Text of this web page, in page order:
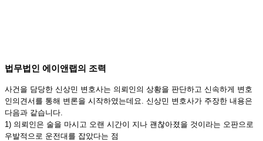
법무법인 에이앤랩의 조력
사건을 담당한 신상민 변호사는 의뢰인의 상황을 판단하고 신속하게 변호
인의견서를 통해 변론을 시작하였는데요. 신상민 변호사가 주장한 내용은
다음과 같습니다.
1) 의뢰인은 술을 마시고 오랜 시간이 지나 괜찮아졌을 것이라는 오판으로
우발적으로 운전대를 잡았다는 점